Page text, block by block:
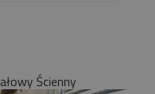
Ścienny